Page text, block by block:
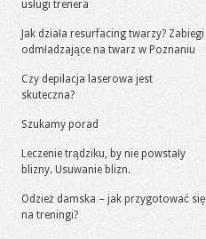
usługi trenera
Jak działa resurfacing twarzy? Zabiegi
odmładzające na twarz w Poznaniu
Czy depilacja laserowa jest
skuteczna?
Szukamy porad
Leczenie trądziku, by nie powstały
blizny. Usuwanie blizn.
Odzież damska – jak przygotować się
na treningi?